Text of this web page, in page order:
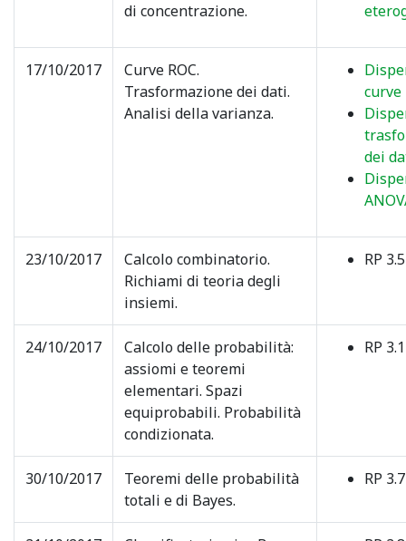
di concentrazione.
17/10/2017
Curve ROC.
Trasformazione dei dati.
Analisi della varianza.
curve
dei
23/10/2017
Calcolo combinatorio.
Richiami di teoria degli
insiemi.
RP 3.5
24/10/2017
Calcolo delle probabilità:
assiomi e teoremi
elementari. Spazi
equiprobabili. Probabilità
condizionata.
RP
30/10/2017
Teoremi delle probabilità
totali e di Bayes.
RP 3.7